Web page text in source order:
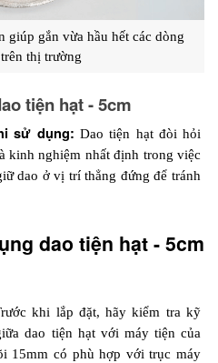
giúp gắn vừa hầu hết các dòng
thị trường
tiện hạt - 5cm
sử dụng: Dao tiện hạt đòi hỏi
kinh nghiệm nhất định trong việc
dao ở vị trí thẳng đứng để tránh
dao tiện hạt - 5cm
khi lắp đặt, hãy kiểm tra kỹ
dao tiện hạt với máy tiện của
15mm có phù hợp với trục máy